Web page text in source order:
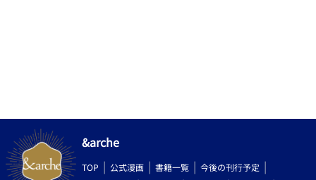
&arche
TOP 公式漫画 書籍一覧
今後の刊行予定